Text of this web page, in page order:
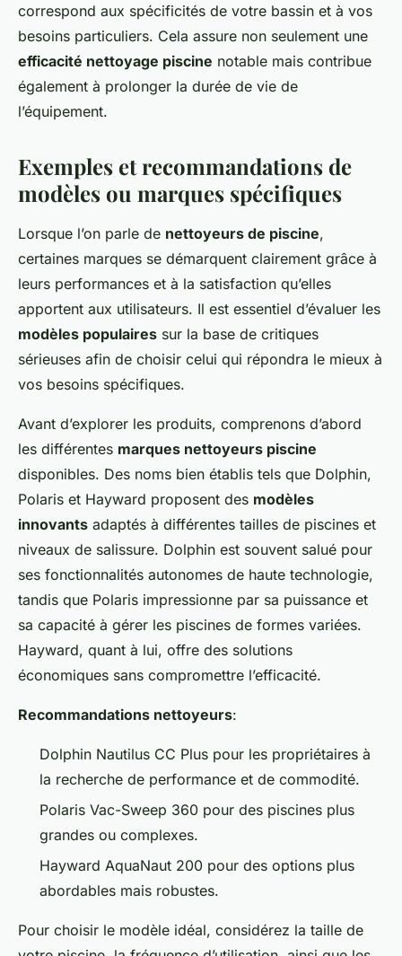
correspond aux spécificités de votre bassin et à vos
besoins particuliers. Cela assure non seulement une
efficacité nettoyage piscine notable mais contribue
également à prolonger la durée de vie de
l’équipement.
Exemples et recommandations de
modèles ou marques spécifiques
Lorsque l’on parle de nettoyeurs de piscine,
certaines marques se démarquent clairement grâce à
leurs performances et à la satisfaction qu’elles
apportent aux utilisateurs. Il est essentiel d’évaluer les
modèles populaires sur la base de critiques
sérieuses afin de choisir celui qui répondra le mieux à
vos besoins spécifiques.
Avant d’explorer les produits, comprenons d’abord
les différentes marques nettoyeurs piscine
disponibles. Des noms bien établis tels que Dolphin,
Polaris et Hayward proposent des modèles
innovants adaptés à différentes tailles de piscines et
niveaux de salissure. Dolphin est souvent salué pour
ses fonctionnalités autonomes de haute technologie,
tandis que Polaris impressionne par sa puissance et
sa capacité à gérer les piscines de formes variées.
Hayward, quant à lui, offre des solutions
économiques sans compromettre l’efficacité.
Recommandations nettoyeurs:
Dolphin Nautilus CC Plus pour les propriétaires à
la recherche de performance et de commodité.
Polaris Vac-Sweep 360 pour des piscines plus
grandes ou complexes.
Hayward AquaNaut 200 pour des options plus
abordables mais robustes.
Pour choisir le modèle idéal, considérez la taille de